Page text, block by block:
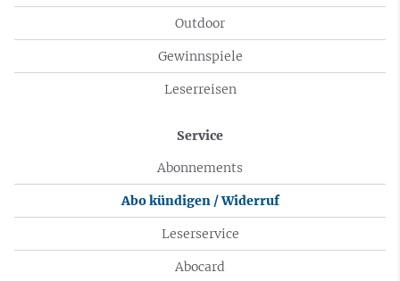
Outdoor
Gewinnspiele
Leserreisen
Service
Abonnements
Abo kündigen / Widerruf
Leserservice
Abocard